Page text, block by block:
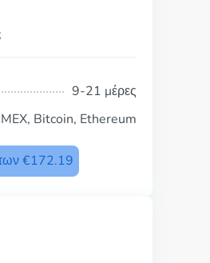
9-21 μέρες
Bitcoin, Ethereum
€172.19